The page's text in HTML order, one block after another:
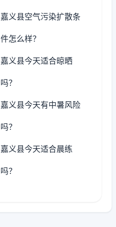
嘉义县空气污染扩散条
件怎么样？
嘉义县今天适合晾晒
吗？
嘉义县今天有中暑风险
吗？
嘉义县今天适合晨练
吗？